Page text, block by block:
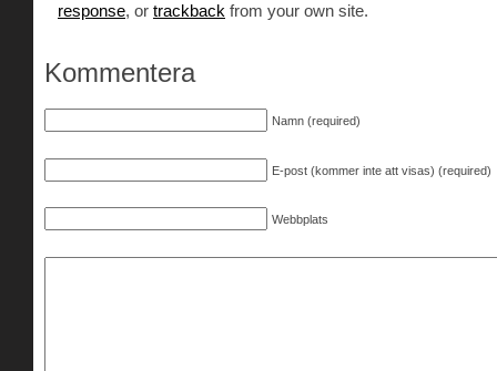
response, or trackback from your own site.
Kommentera
Namn (required)
E-post (kommer inte att visas) (required)
Webbplats